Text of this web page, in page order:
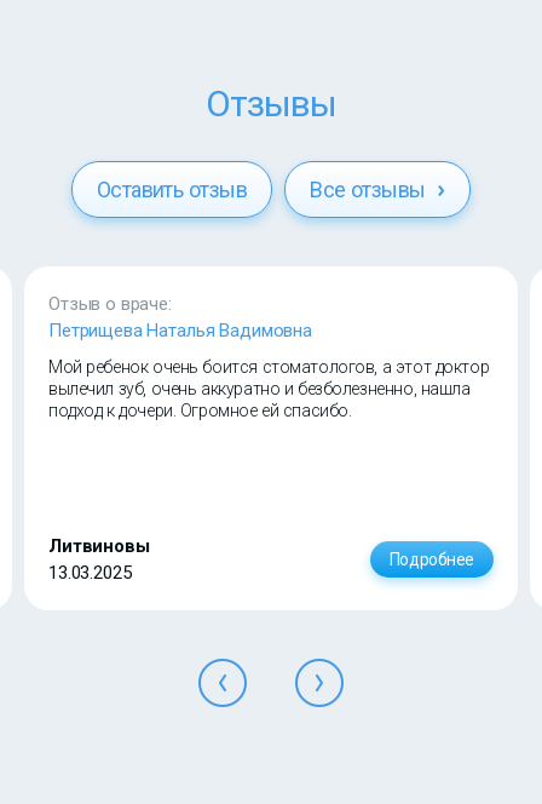
Отзывы
Оставить отзыв Все отзывы
Отзыв о враче:
Петрищева Наталья Вадимовна
Мой ребенок очень боится стоматологов, а этот доктор
вылечил зуб, очень аккуратно и безболезненно, нашла
подход к дочери. Огромное ей спасибо.
Литвиновы
13.03.2025
Подробнее